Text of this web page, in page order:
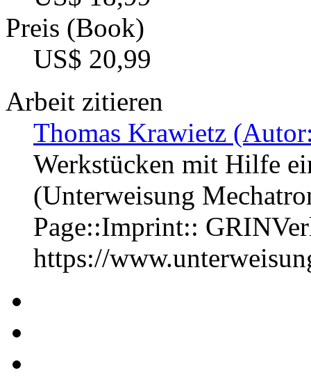
Preis (Book)
US$ 20,99
Arbeit zitieren
Thomas Krawietz
Werkstücken mit Hilfe
(Unterweisung
Page::Imprint::
https://